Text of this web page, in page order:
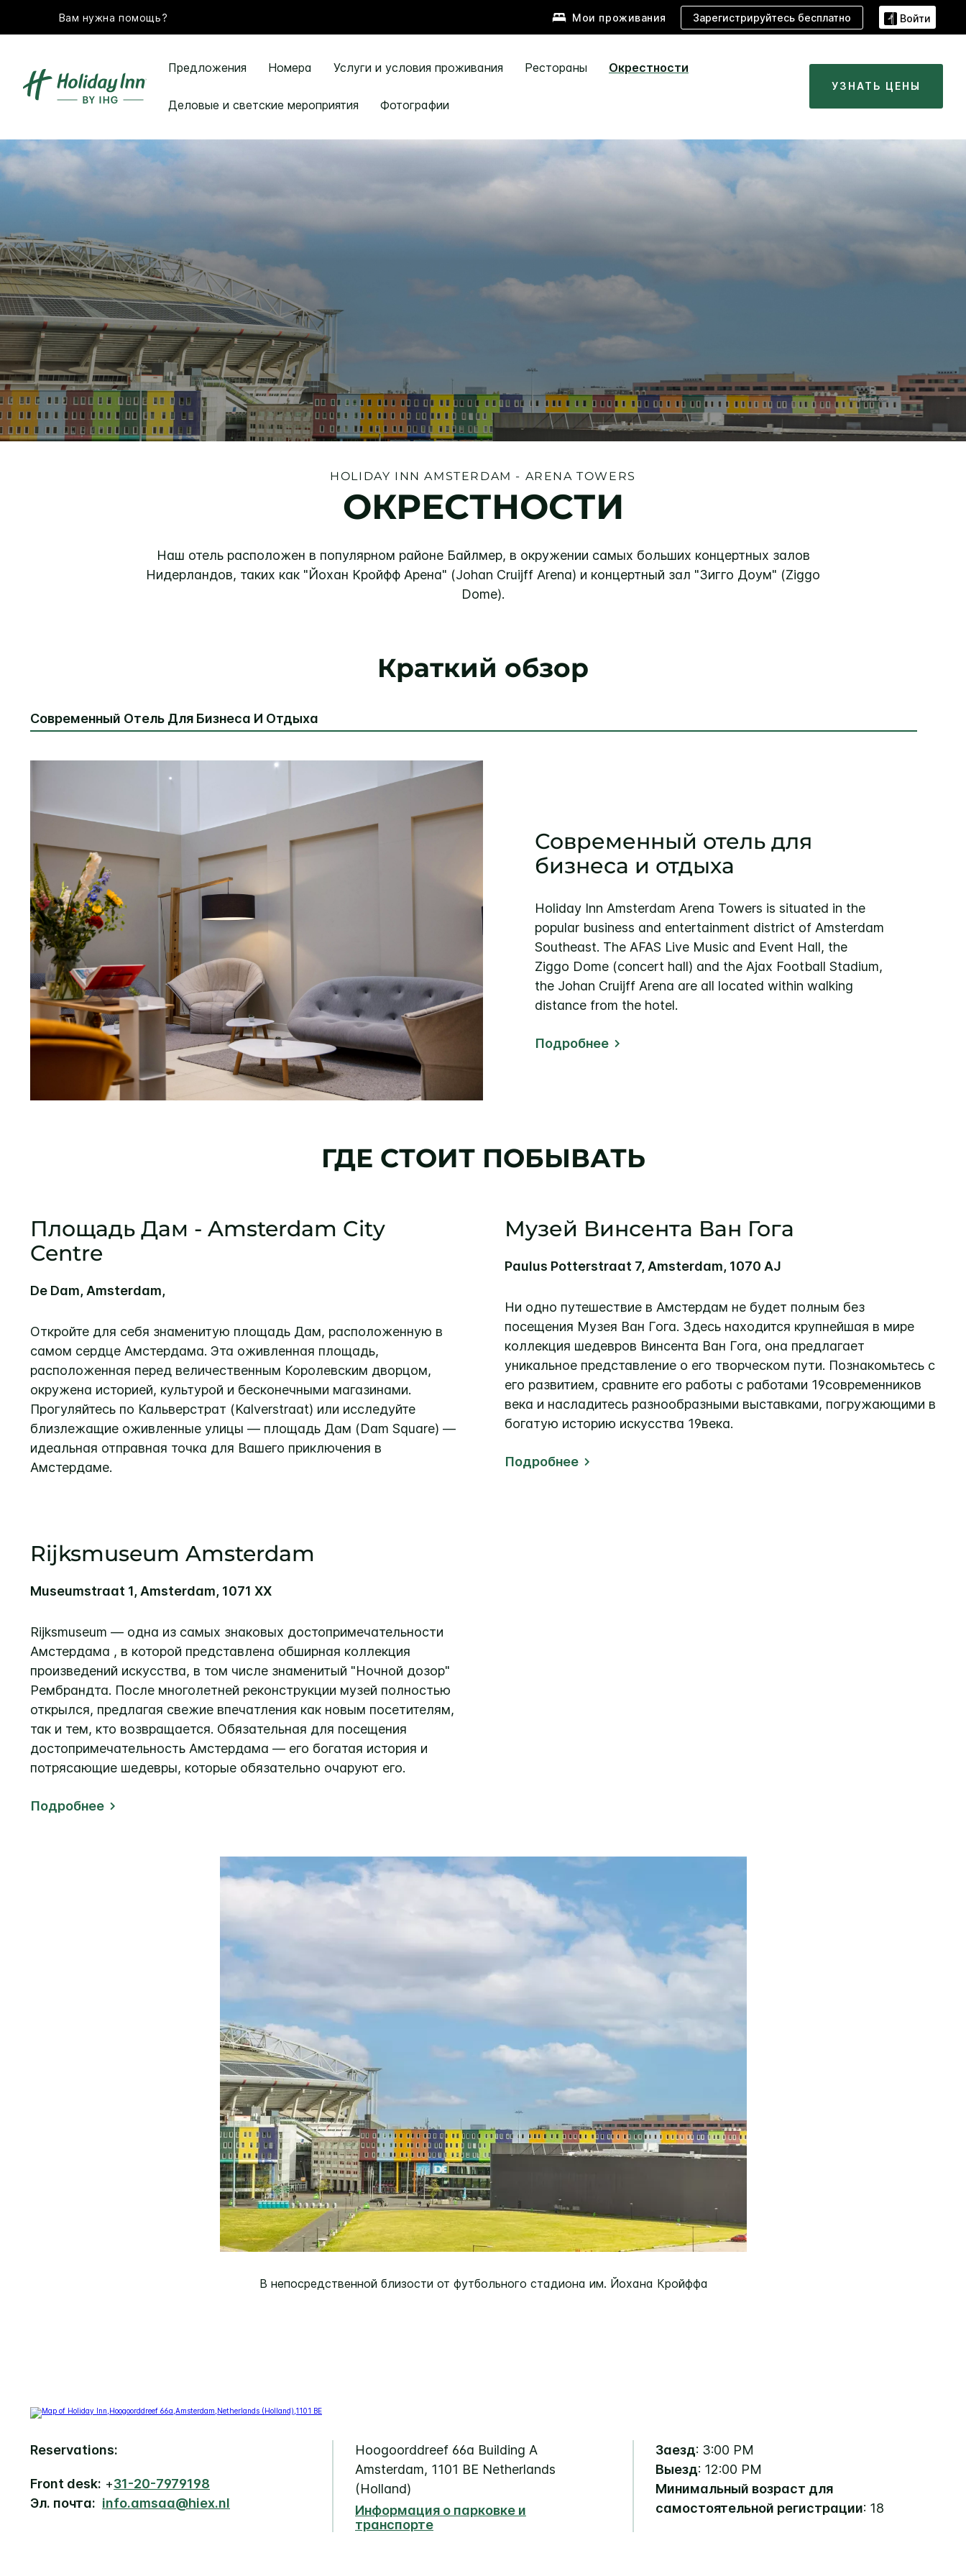
Вам нужна помощь? Мои проживания Зарегистрируйтесь бесплатно Войти
Предложения Номера Услуги и условия проживания Рестораны Окрестности
Деловые и светские мероприятия Фотографии
УЗНАТЬ ЦЕНЫ
HOLIDAY INN AMSTERDAM - ARENA TOWERS
ОКРЕСТНОСТИ
Наш отель расположен в популярном районе Байлмер, в окружении самых больших концертных залов
Нидерландов, таких как "Йохан Кройфф Арена" (Johan Cruijff Arena) и концертный зал "Зигго Доум" (Ziggo
Dome).
Краткий обзор
Современный Отель Для Бизнеса И Отдыха
Современный отель для
бизнеса и отдыха
Holiday Inn Amsterdam Arena Towers is situated in the
popular business and entertainment district of Amsterdam
Southeast. The AFAS Live Music and Event Hall, the
Ziggo Dome (concert hall) and the Ajax Football Stadium,
the Johan Cruijff Arena are all located within walking
distance from the hotel.
Подробнее
ГДЕ СТОИТ ПОБЫВАТЬ
Площадь Дам - Amsterdam City
Centre
De Dam, Amsterdam,
Откройте для себя знаменитую площадь Дам, расположенную в
самом сердце Амстердама. Эта оживленная площадь,
расположенная перед величественным Королевским дворцом,
окружена историей, культурой и бесконечными магазинами.
Прогуляйтесь по Кальверстрат (Kalverstraat) или исследуйте
близлежащие оживленные улицы — площадь Дам (Dam Square) —
идеальная отправная точка для Вашего приключения в
Амстердаме.
Музей Винсента Ван Гога
Paulus Potterstraat 7, Amsterdam, 1070 AJ
Ни одно путешествие в Амстердам не будет полным без
посещения Музея Ван Гога. Здесь находится крупнейшая в мире
коллекция шедевров Винсента Ван Гога, она предлагает
уникальное представление о его творческом пути. Познакомьтесь с
его развитием, сравните его работы с работами 19современников
века и насладитесь разнообразными выставками, погружающими в
богатую историю искусства 19века.
Подробнее
Rijksmuseum Amsterdam
Museumstraat 1, Amsterdam, 1071 XX
Rijksmuseum — одна из самых знаковых достопримечательности
Амстердама , в которой представлена обширная коллекция
произведений искусства, в том числе знаменитый "Ночной дозор"
Рембрандта. После многолетней реконструкции музей полностью
открылся, предлагая свежие впечатления как новым посетителям,
так и тем, кто возвращается. Обязательная для посещения
достопримечательность Амстердама — его богатая история и
потрясающие шедевры, которые обязательно очаруют его.
Подробнее
В непосредственной близости от футбольного стадиона им. Йохана Кройффа
Reservations:
Front desk: +31-20-7979198
Эл. почта: info.amsaa@hiex.nl
Hoogoorddreef 66a Building A
Amsterdam, 1101 BE Netherlands
(Holland)
Информация о парковке и
транспорте
Заезд: 3:00 PM
Выезд: 12:00 PM
Минимальный возраст для
самостоятельной регистрации: 18